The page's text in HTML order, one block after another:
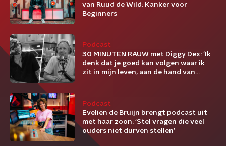
van Ruud de Wild: Kanker voor
Beginners
Podcast
30 MINUTEN RAUW met Diggy Dex: ‘Ik
denk dat je goed kan volgen waar ik
zit in mijn leven, aan de hand van
Podcast
Evelien de Bruijn brengt podcast uit
met haar zoon: ‘Stel vragen die veel
ouders niet durven stellen’